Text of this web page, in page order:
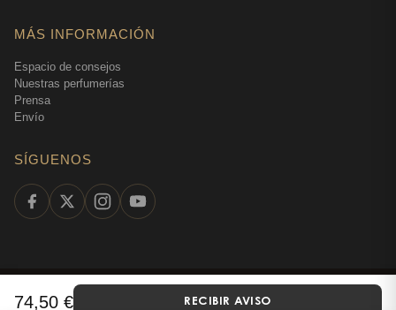
74,50 € RECIBIR AVISO
MÁS INFORMACIÓN
Espacio de consejos
Nuestras perfumerías
Prensa
Envío
SÍGUENOS
reservados
Perfumería en línea desde 2009